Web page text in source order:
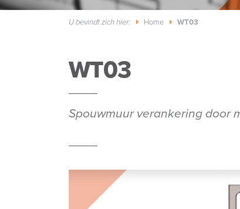
U bevindt zich hier: Home WT03
WT03
Spouwmuur verankering door